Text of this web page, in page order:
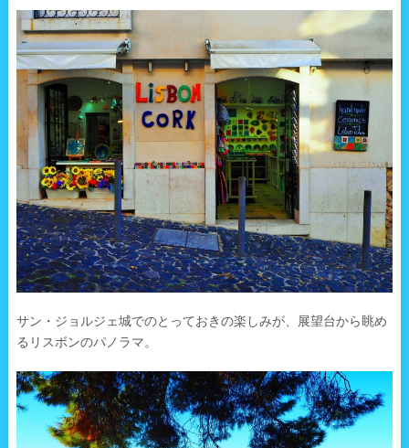
サン・ジョルジェ城でのとっておきの楽しみが、展望台から眺め
るリスボンのパノラマ。